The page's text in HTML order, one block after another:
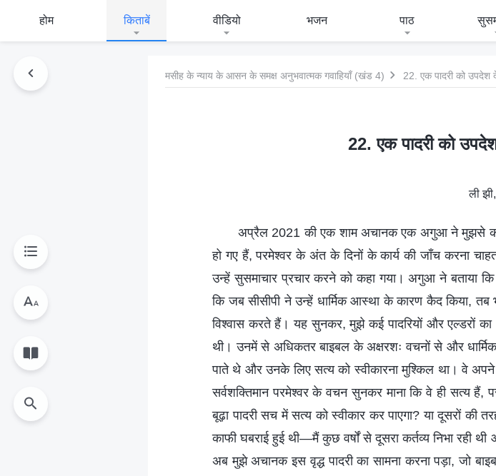
होम किताबें वीडियो भजन पाठ
मसीह के न्याय के आसन के समक्ष अनुभवात्मक गवाहियाँ (खंड 4) 22. एक पादरी को उपदेश
22. एक पादरी को
ली
अप्रैल 2021 की एक शाम अचानक एक अगुआ ने मुझसे कहा
हो गए हैं, परमेश्वर के अंत के दिनों के कार्य की जाँच करना
उन्हें सुसमाचार प्रचार करने को कहा गया। अगुआ ने बताया
कि जब सीसीपी ने उन्हें धार्मिक आस्था के कारण कैद किया,
विश्वास करते हैं। यह सुनकर, मुझे कई पादरियों और एल्डरों
थी। उनमें से अधिकतर बाइबल के अक्षरशः वचनों से और
पाते थे और उनके लिए सत्य को स्वीकारना मुश्किल था। वे
सर्वशक्तिमान परमेश्वर के वचन सुनकर माना कि वे ही सत्य हैं,
बूढ़ा पादरी सच में सत्य को स्वीकार कर पाएगा? या दूसरों की
काफी घबराई हुई थी—मैं कुछ वर्षों से दूसरा कर्तव्य निभा रही
अब मुझे अचानक इस वृद्ध पादरी का सामना करना पड़ा, जो